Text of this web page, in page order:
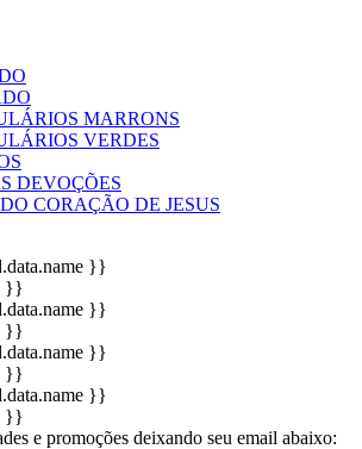
MARRONS
VERDES
DEVOÇÕES
CORAÇÃO DE JESUS
}}
}}
}}
}}
}}
}}
}}
}}
e promoções deixando seu email abaixo: